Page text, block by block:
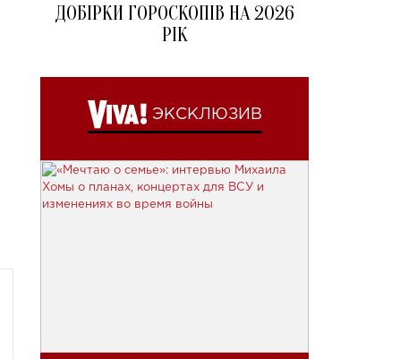
ДОБІРКИ ГОРОСКОПІВ НА 2026
РІК
ЭКСКЛЮЗИВ